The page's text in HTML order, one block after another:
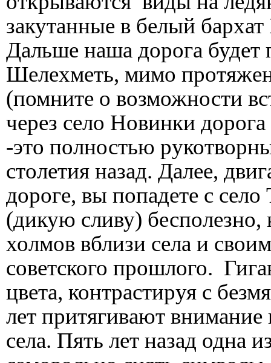
закутанные в белый
Дальше наша дорога будет
Шелехметь, мимо
(помните о возможности
через село Новинки
-это полностью
столетия назад. Далее,
дороге, вы попадете с
(дикую сливу)
холмов вблизи села и
советского прошлого.
цвета, контрастируя с
лет притягивают внимание
села. Пять лет назад одна